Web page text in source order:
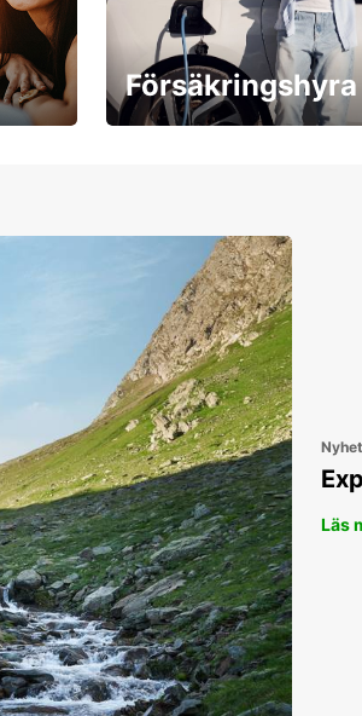
Försäkringshyra
Nyhet
Läs